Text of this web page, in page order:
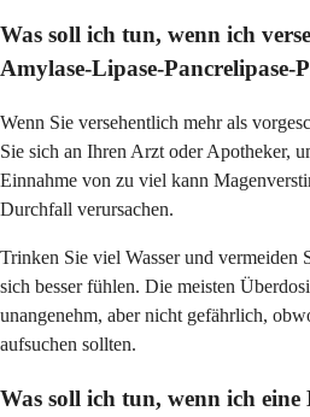
Was soll ich tun, wenn ich
Amylase-Lipase-Pancrelipase-
Wenn Sie versehentlich mehr als
Sie sich an Ihren Arzt oder Apotheker,
Einnahme von zu viel kann
Durchfall verursachen.
Trinken Sie viel Wasser und vermeiden
sich besser fühlen. Die meisten
unangenehm, aber nicht gefährlich,
aufsuchen sollten.
Was soll ich tun, wenn ich eine